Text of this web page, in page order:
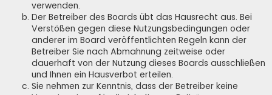
verwenden.
Der Betreiber des Boards übt das Hausrecht aus. Bei
Verstößen gegen diese Nutzungsbedingungen oder
anderer im Board veröffentlichten Regeln kann der
Betreiber Sie nach Abmahnung zeitweise oder
dauerhaft von der Nutzung dieses Boards ausschließen
und Ihnen ein Hausverbot erteilen.
Sie nehmen zur Kenntnis, dass der Betreiber keine